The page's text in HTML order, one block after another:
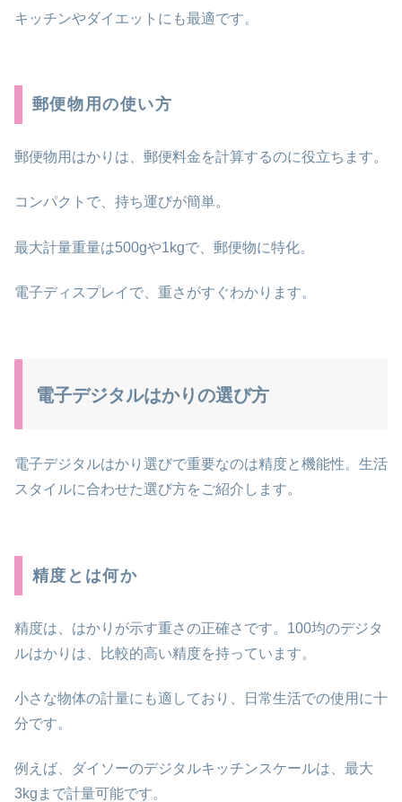
キッチンやダイエットにも最適です。
郵便物用の使い方
郵便物用はかりは、郵便料金を計算するのに役立ちます。
コンパクトで、持ち運びが簡単。
最大計量重量は500gや1kgで、郵便物に特化。
電子ディスプレイで、重さがすぐわかります。
電子デジタルはかりの選び方
電子デジタルはかり選びで重要なのは精度と機能性。生活
スタイルに合わせた選び方をご紹介します。
精度とは何か
精度は、はかりが示す重さの正確さです。100均のデジタ
ルはかりは、比較的高い精度を持っています。
小さな物体の計量にも適しており、日常生活での使用に十
分です。
例えば、ダイソーのデジタルキッチンスケールは、最大
3kgまで計量可能です。